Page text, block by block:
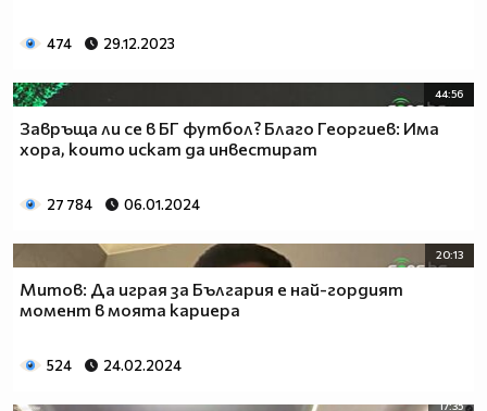
474 29.12.2023
44:56
Завръща ли се в БГ футбол? Благо Георгиев: Има
хора, които искат да инвестират
27 784 06.01.2024
20:13
Митов: Да играя за България е най-гордият
момент в моята кариера
524 24.02.2024
17:35